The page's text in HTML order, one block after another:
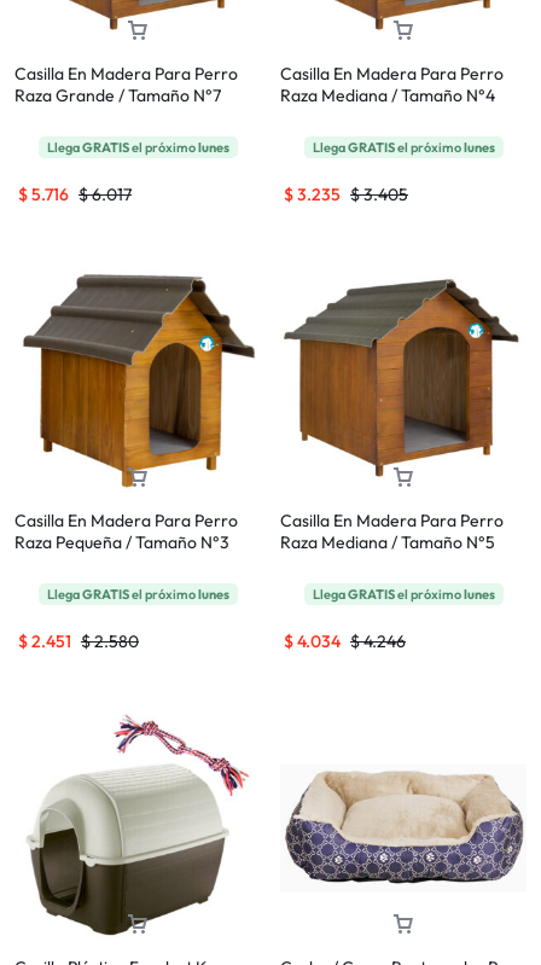
Casilla En Madera Para Perro
Raza Grande / Tamaño N°7
LlegaGRATISel próximolunes
$6.017
$5.716
Casilla En Madera Para Perro
Raza Mediana / Tamaño N°4
LlegaGRATISel próximolunes
$3.405
$3.235
Casilla En Madera Para Perro
Raza Pequeña / Tamaño N°3
LlegaGRATISel próximolunes
$2.580
$2.451
Casilla En Madera Para Perro
Raza Mediana / Tamaño N°5
LlegaGRATISel próximolunes
$4.246
$4.034